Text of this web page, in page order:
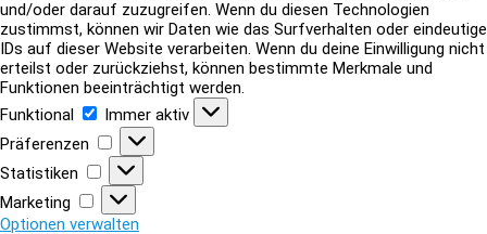
und/oder darauf zuzugreifen. Wenn du diesen Technologien
zustimmst, können wir Daten wie das Surfverhalten oder eindeutige
IDs auf dieser Website verarbeiten. Wenn du deine Einwilligung nicht
erteilst oder zurückziehst, können bestimmte Merkmale und
Funktionen beeinträchtigt werden.
Funktional
Funktional
Immer aktiv
Präferenzen
Präferenzen
Statistiken
Statistiken
Marketing
Marketing
Optionen verwalten